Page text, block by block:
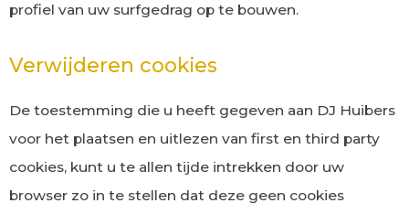
profiel van uw surfgedrag op te bouwen.
Verwijderen cookies
De toestemming die u heeft gegeven aan DJ Huibers
voor het plaatsen en uitlezen van first en third party
cookies, kunt u te allen tijde intrekken door uw
browser zo in te stellen dat deze geen cookies